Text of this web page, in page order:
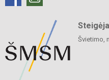
Švietimo,